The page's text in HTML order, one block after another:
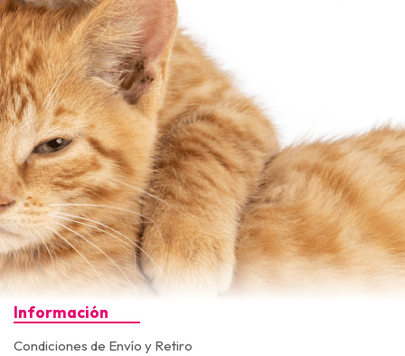
Información
Condiciones de Envío y Retiro